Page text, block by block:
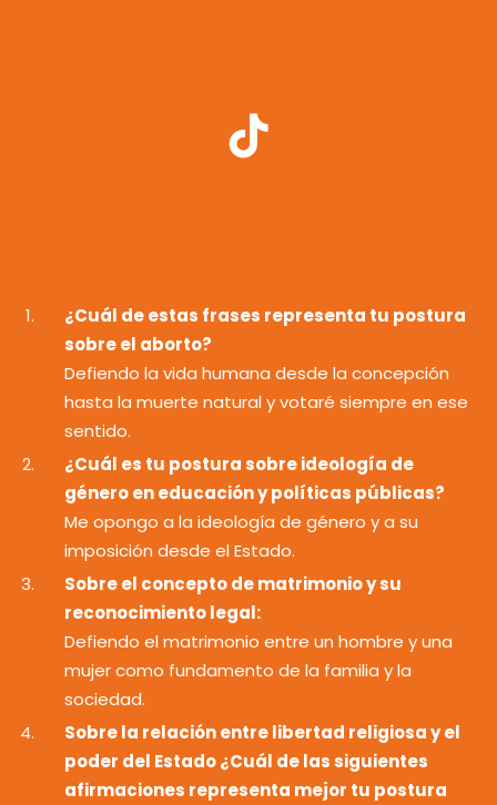
¿Cuál de estas frases representa tu postura
sobre el aborto?
Defiendo la vida humana desde la concepción
hasta la muerte natural y votaré siempre en ese
sentido.
¿Cuál es tu postura sobre ideología de
género en educación y políticas públicas?
Me opongo a la ideología de género y a su
imposición desde el Estado.
Sobre el concepto de matrimonio y su
reconocimiento legal:
Defiendo el matrimonio entre un hombre y una
mujer como fundamento de la familia y la
sociedad.
Sobre la relación entre libertad religiosa y el
poder del Estado ¿Cuál de las siguientes
afirmaciones representa mejor tu postura